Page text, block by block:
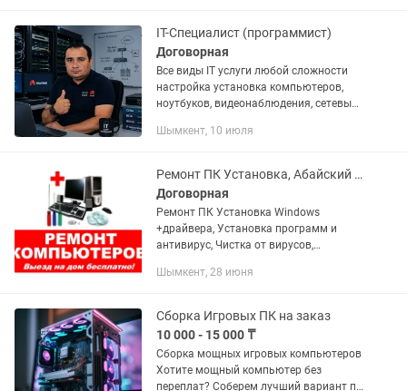
IT-Специалист (программист)
Договорная
Все виды IT услуги любой сложности
настройка установка компьютеров,
ноутбуков, видеонаблюдения, сетевых
Шымкент, 10 июля
Ремонт ПК Установка, Абайский р-н
Договорная
Ремонт ПК Установка Windows
+драйвера, Установка программ и
антивирус, Чистка от вирусов,
комплектующих, и др. Выезд на дом.
Шымкент, 28 июня
Сборка Игровых ПК на заказ
10 000 - 15 000 ₸
Сборка мощных игровых компьютеров
Хотите мощный компьютер без
переплат? Соберем лучший вариант по